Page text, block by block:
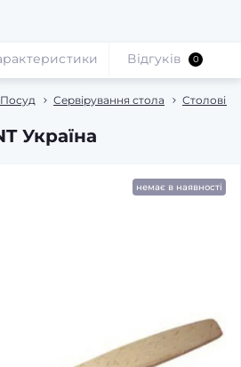
Посуд Сервірування стола Столові
Україна
Відгуків 0
немає в наявності